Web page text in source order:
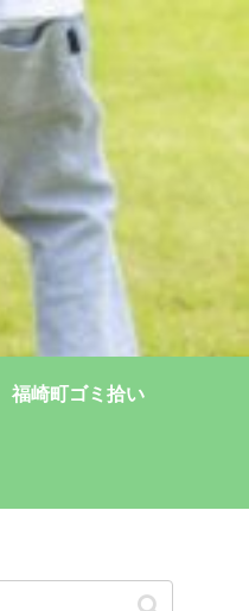
福崎町ゴミ拾い